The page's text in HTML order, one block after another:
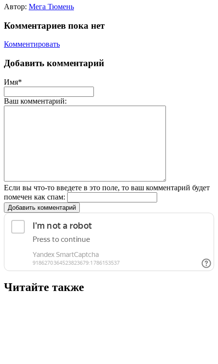
Автор: Мега Тюмень
Комментариев пока нет
Комментировать
Добавить комментарий
Имя*
Ваш комментарий:
Если вы что-то введете в это поле, то ваш комментарий будет
помечен как спам:
Добавить комментарий
Читайте также